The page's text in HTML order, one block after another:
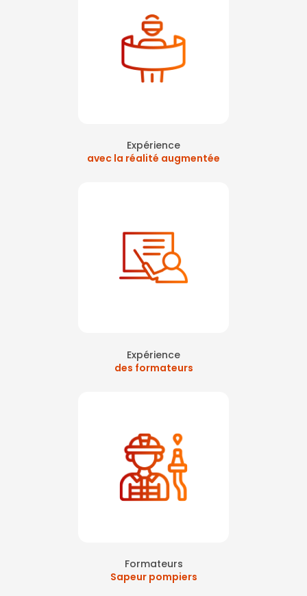
Expérience
avec la réalité augmentée
Expérience
des formateurs
Formateurs
Sapeur pompiers